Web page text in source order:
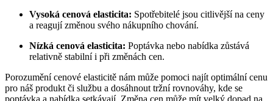
Vysoká cenová elasticita: Spotřebitelé jsou citlivější na ceny
a reagují změnou svého nákupního chování.
Nízká cenová elasticita: Poptávka nebo nabídka zůstává
relativně stabilní i při změnách cen.
Porozumění cenové elasticitě nám může pomoci najít optimální cenu
pro náš produkt či službu a dosáhnout tržní rovnováhy, kde se